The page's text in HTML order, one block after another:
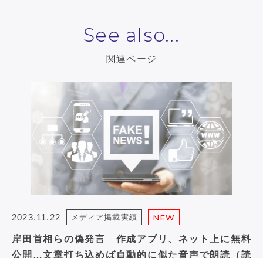
See also...
関連ページ
2023.11.22 メディア掲載実績 NEW
岸田首相らの偽発言 作成アプリ、ネット上に無料
公開…文章打ち込めば自動的に似た音声で朗読（読